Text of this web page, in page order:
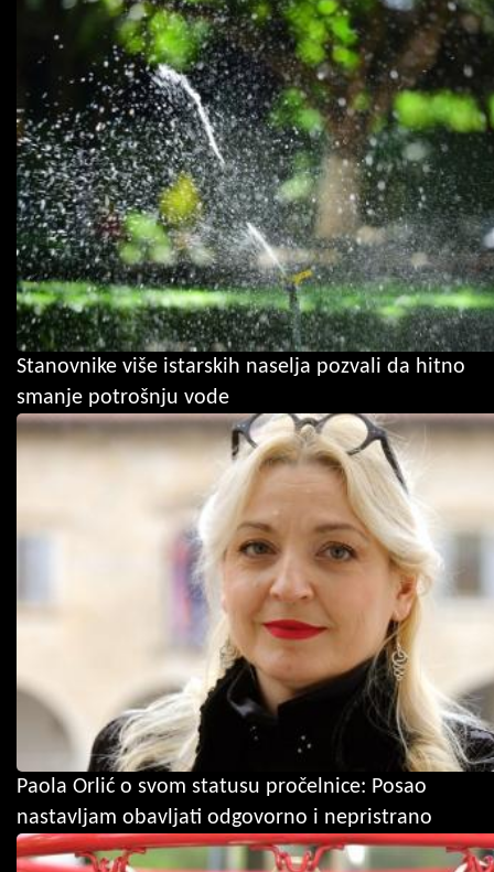
Stanovnike više istarskih naselja pozvali da hitno
smanje potrošnju vode
Paola Orlić o svom statusu pročelnice: Posao
nastavljam obavljati odgovorno i nepristrano